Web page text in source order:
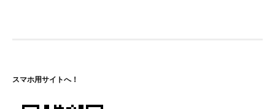
スマホ用サイトへ！